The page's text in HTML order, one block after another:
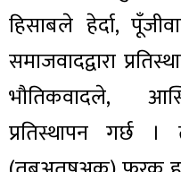
हिसाबले हेर्दा,
समाजवादद्वारा
भौतिकवादले,
प्रतिस्थापन गर्छ